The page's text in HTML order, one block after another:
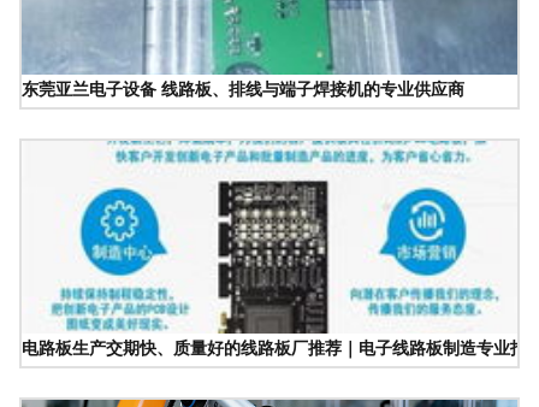
东莞亚兰电子设备 线路板、排线与端子焊接机的专业供应商
电路板生产交期快、质量好的线路板厂推荐｜电子线路板制造专业指